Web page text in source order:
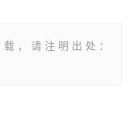
，请注明出处：